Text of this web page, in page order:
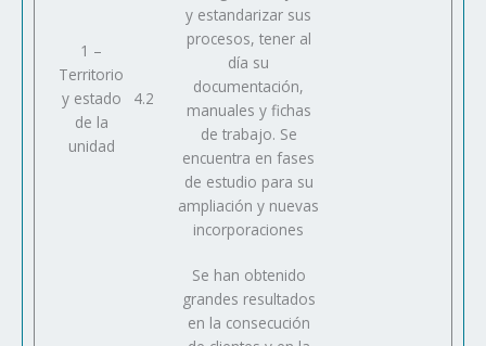
1 –
Territorio
y estado
de la
unidad
4.2
y estandarizar sus
procesos, tener al
día su
documentación,
manuales y fichas
de trabajo. Se
encuentra en fases
de estudio para su
ampliación y nuevas
incorporaciones
Se han obtenido
grandes resultados
en la consecución